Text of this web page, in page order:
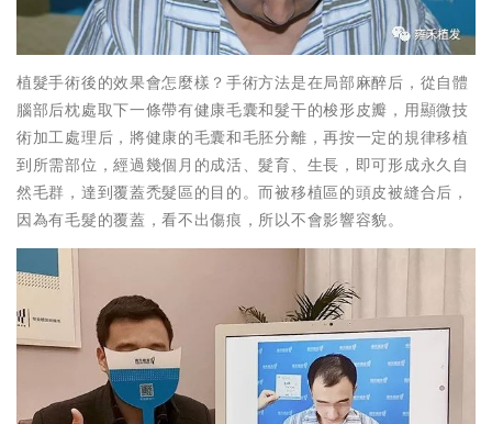
植髮手術後的效果會怎麼樣？手術方法是在局部麻醉后，從自體
腦部后枕處取下一條帶有健康毛囊和髮干的梭形皮瓣，用顯微技
術加工處理后，將健康的毛囊和毛胚分離，再按一定的規律移植
到所需部位，經過幾個月的成活、髮育、生長，即可形成永久自
然毛群，達到覆蓋禿髮區的目的。而被移植區的頭皮被縫合后，
因為有毛髮的覆蓋，看不出傷痕，所以不會影響容貌。